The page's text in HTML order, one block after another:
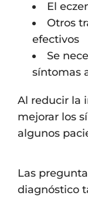
El
Otros
efectivos
Se
síntomas
Al reducir la
mejorar los
algunos
Las
diagnóstico